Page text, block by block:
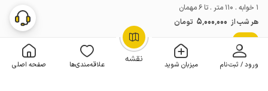
نقشه ورود / ثبت‌نام میزبان شوید علاقه‌مندی‌ها صفحه اصلی
OpenStreetMap
1 خوابه . 110 متر . تا 6 مهمان
هر شب از 5٬000٬000 تومان
جدید